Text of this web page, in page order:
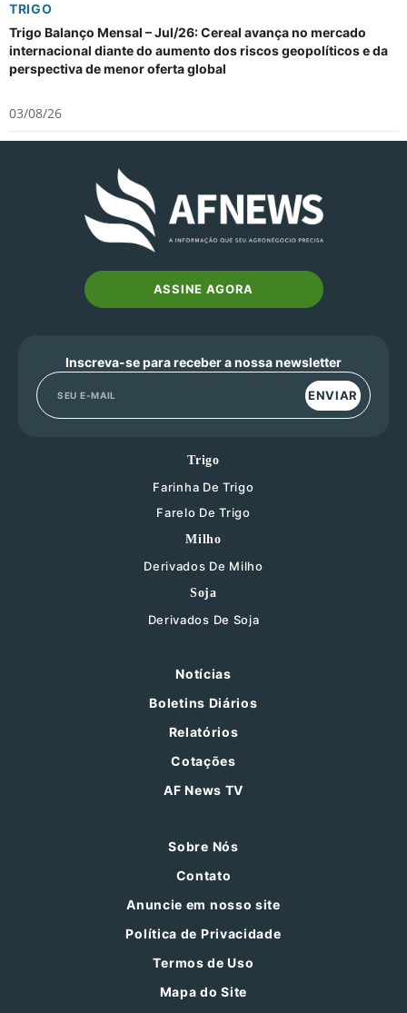
TRIGO
Trigo Balanço Mensal – Jul/26: Cereal avança no mercado
internacional diante do aumento dos riscos geopolíticos e da
perspectiva de menor oferta global
03/08/26
ASSINE AGORA
Inscreva-se para receber a nossa newsletter
ENVIAR
Trigo
Farinha De Trigo
Farelo De Trigo
Milho
Derivados De Milho
Soja
Derivados De Soja
Notícias
Boletins Diários
Relatórios
Cotações
AF News TV
Sobre Nós
Contato
Anuncie em nosso site
Política de Privacidade
Termos de Uso
Mapa do Site